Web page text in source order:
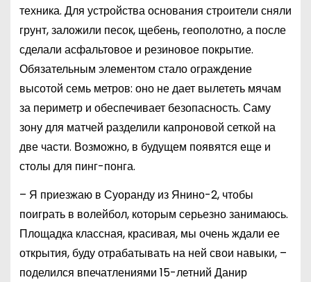
техника. Для устройства основания строители сняли
грунт, заложили песок, щебень, геополотно, а после
сделали асфальтовое и резиновое покрытие.
Обязательным элементом стало ограждение
высотой семь метров: оно не дает вылететь мячам
за периметр и обеспечивает безопасность. Саму
зону для матчей разделили капроновой сеткой на
две части. Возможно, в будущем появятся еще и
столы для пинг-понга.
– Я приезжаю в Суоранду из Янино-2, чтобы
поиграть в волейбол, которым серьезно занимаюсь.
Площадка классная, красивая, мы очень ждали ее
открытия, буду отрабатывать на ней свои навыки, –
поделился впечатлениями 15-летний Данир